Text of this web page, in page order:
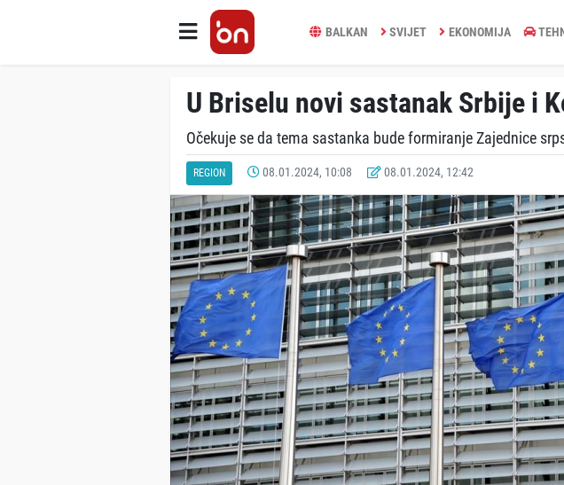
BALKAN SVIJET EKONOMIJA
U Briselu novi sastanak Srbije i
Očekuje se da tema sastanka bude formiranje Zajednice
REGION 08.01.2024, 10:08 08.01.2024, 12:42